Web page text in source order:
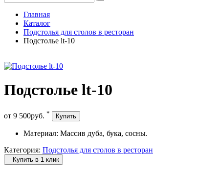
Главная
Каталог
Подстолья для столов в ресторан
Подстолье lt-10
Подстолье lt-10
от 9 500руб. * Купить
Материал: Массив дуба, бука, сосны.
Категория: Подстолья для столов в ресторан
Купить в 1 клик